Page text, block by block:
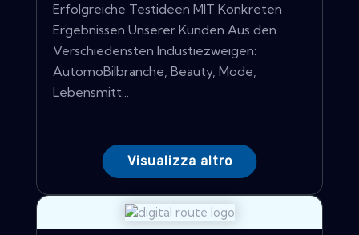
Erfolgreiche Testideen MIT Konkreten
Ergebnissen Unserer Kunden Aus den
Verschiedensten Industiezweigen:
AutomoBilbranche, Beauty, Mode,
Lebensmitt...
Visualizza altro